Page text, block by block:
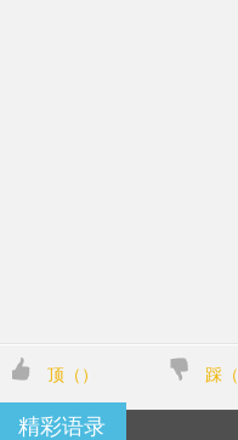
顶（ ） 踩（
精彩语录